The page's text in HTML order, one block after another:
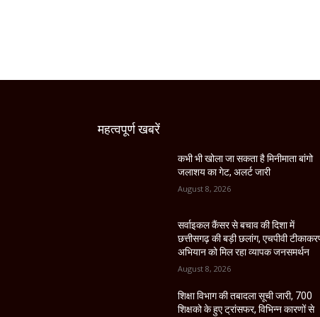
महत्वपूर्ण खबरें
कभी भी खोला जा सकता है मिनीमाता बांगो
जलाशय का गेट, अलर्ट जारी
August 8, 2026
सर्वाइकल कैंसर से बचाव की दिशा में
छत्तीसगढ़ की बड़ी छलांग, एचपीवी
अभियान को मिल रहा व्यापक जनसमर्थन
August 8, 2026
शिक्षा विभाग की तबादला सूची जारी, 700
शिक्षको के हुए ट्रांसफर, विभिन्न कारणों से